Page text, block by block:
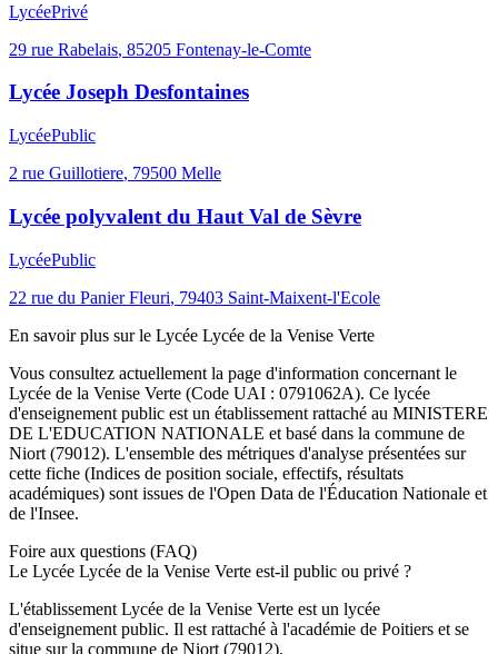
LycéePrivé
29 rue Rabelais, 85205 Fontenay-le-Comte
Lycée Joseph Desfontaines
LycéePublic
2 rue Guillotiere, 79500 Melle
Lycée polyvalent du Haut Val de Sèvre
LycéePublic
22 rue du Panier Fleuri, 79403 Saint-Maixent-l'Ecole
En savoir plus sur le Lycée Lycée de la Venise Verte
Vous consultez actuellement la page d'information concernant le
Lycée de la Venise Verte (Code UAI : 0791062A). Ce lycée
d'enseignement public est un établissement rattaché au MINISTERE
DE L'EDUCATION NATIONALE et basé dans la commune de
Niort (79012). L'ensemble des métriques d'analyse présentées sur
cette fiche (Indices de position sociale, effectifs, résultats
académiques) sont issues de l'Open Data de l'Éducation Nationale et
de l'Insee.
Foire aux questions (FAQ)
Le Lycée Lycée de la Venise Verte est-il public ou privé ?
L'établissement Lycée de la Venise Verte est un lycée
d'enseignement public. Il est rattaché à l'académie de Poitiers et se
situe sur la commune de Niort (79012).